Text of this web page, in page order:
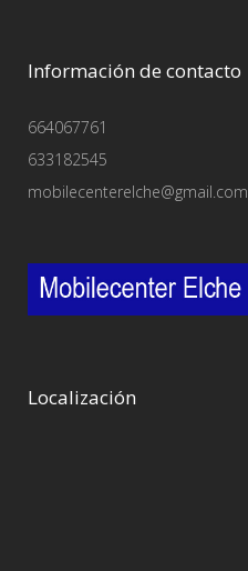
Información de contacto
664067761
633182545
mobilecenterelche@gmail.com
Localización